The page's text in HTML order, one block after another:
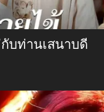
บท่านเสนาบดี